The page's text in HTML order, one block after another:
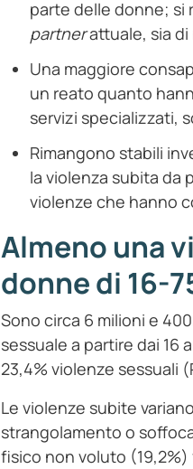
parte delle donne; si
partnerattuale, sia di
Una maggiore
un reato quanto
servizi specializzati,
Rimangono stabili
la violenza subita da
violenze che hanno
Almeno una
donne di 16-
Sono circa 6 milioni e
sessuale a partire dai 16
23,4% violenze sessuali
Le violenze subite
strangolamento o
fisico non voluto